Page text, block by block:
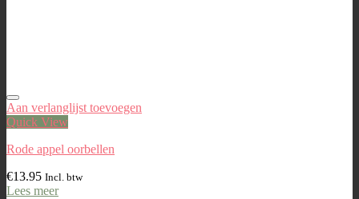
Aan verlanglijst toevoegen
Quick View
Rode appel oorbellen
€13.95 Incl. btw
Lees meer